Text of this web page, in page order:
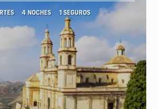
4 NOCHES 1 SEGUROS